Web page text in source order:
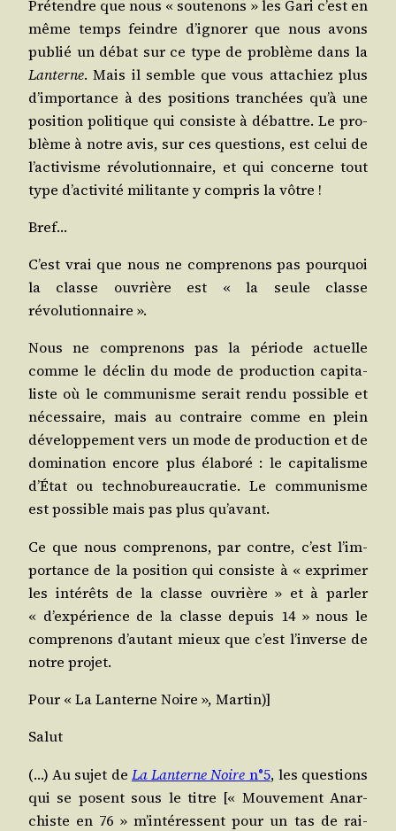
Pré­tendre que nous « sou­te­nons » les Gari c’est en
même temps feindre d’i­gno­rer que nous avons
publié un débat sur ce type de pro­blème dans la
Lan­terne. Mais il semble que vous atta­chiez plus
d’im­por­tance à des posi­tions tran­chées qu’à une
posi­tion poli­tique qui consiste à débattre. Le pro­
blème à notre avis, sur ces ques­tions, est celui de
l’ac­ti­visme révo­lu­tion­naire, et qui concerne tout
type d’ac­ti­vi­té mili­tante y com­pris la vôtre !
Bref…
C’est vrai que nous ne com­pre­nons pas pour­quoi
la classe ouvrière est « la seule classe
révolutionnaire ».
Nous ne com­pre­nons pas la période actuelle
comme le déclin du mode de pro­duc­tion capi­ta­
liste où le com­mu­nisme serait ren­du pos­sible et
néces­saire, mais au contraire comme en plein
déve­lop­pe­ment vers un mode de pro­duc­tion et de
domi­na­tion encore plus éla­bo­ré : le capi­ta­lisme
d’É­tat ou tech­no­bu­reau­cra­tie. Le com­mu­nisme
est pos­sible mais pas plus qu’avant.
Ce que nous com­pre­nons, par contre, c’est l’im­
por­tance de la posi­tion qui consiste à « expri­mer
les inté­rêts de la classe ouvrière » et à par­ler
« d’ex­pé­rience de la classe depuis 14 » nous le
com­pre­nons d’au­tant mieux que c’est l’in­verse de
notre projet.
Pour « La Lan­terne Noire », Martin)]
Salut
(…) Au sujet de La Lan­terne Noire n°5, les ques­tions
qui se posent sous le titre [« Mou­ve­ment Anar­
chiste en 76 » m’in­té­ressent pour un tas de rai­